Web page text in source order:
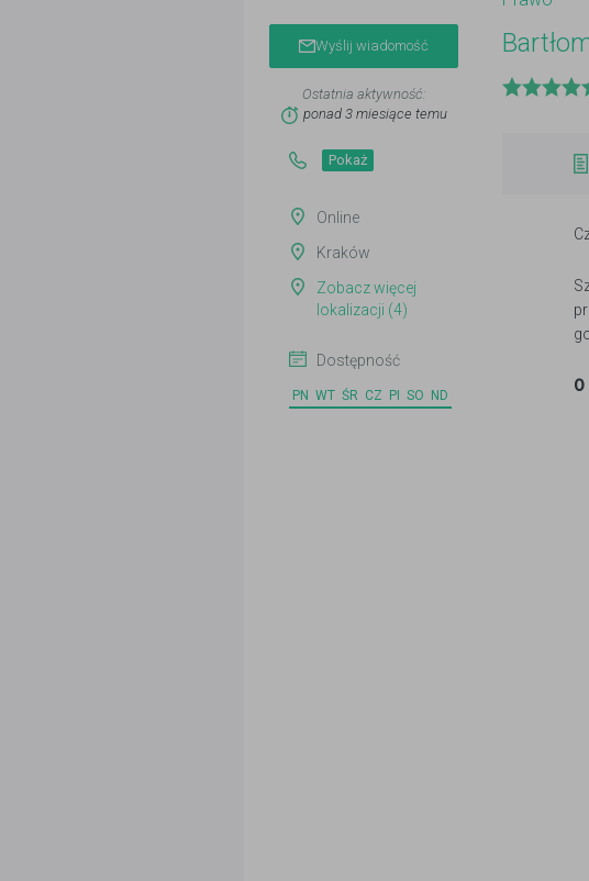
Wyślij wiadomość
Ostatnia aktywność:
ponad 3 miesiące temu
Pokaż
Online
Kraków
Zobacz więcej
lokalizacji (4)
Dostępność
PN WT ŚR CZ PI SO ND
O